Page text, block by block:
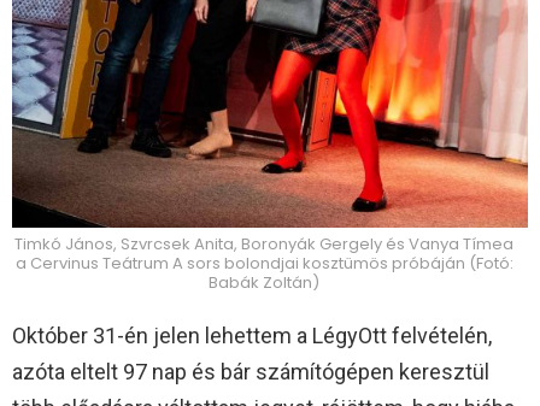
Timkó János, Szvrcsek Anita, Boronyák Gergely és Vanya Tímea
a Cervinus Teátrum A sors bolondjai kosztümös próbáján (Fotó:
Babák Zoltán)
Október 31-én jelen lehettem a LégyOtt felvételén,
azóta eltelt 97 nap és bár számítógépen keresztül